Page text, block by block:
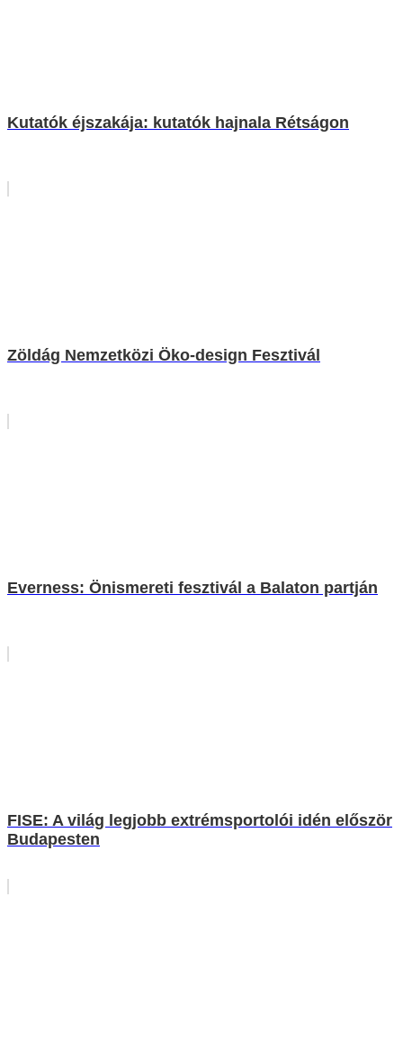
Kutatók éjszakája: kutatók hajnala Rétságon
Zöldág Nemzetközi Öko-design Fesztivál
Everness: Önismereti fesztivál a Balaton partján
FISE: A világ legjobb extrémsportolói idén először
Budapesten